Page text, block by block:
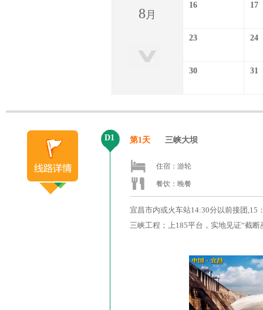
8 月
16 17
23 24
30 31
D1 第1天 三峡大坝
住宿：游轮
餐饮：晚餐
宜昌市内或火车站14:30分以前接团,15
三峡工程；上185平台，实地见证“截